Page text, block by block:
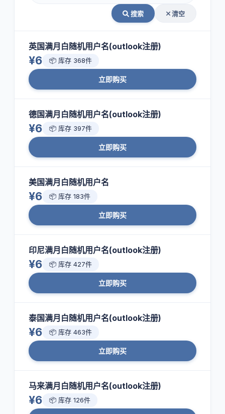
搜索 清空
英国满月白随机用户名(outlook注册)
¥6 📦 库存 368件
立即购买
德国满月白随机用户名(outlook注册)
¥6 📦 库存 397件
立即购买
美国满月白随机用户名
¥6 📦 库存 183件
立即购买
印尼满月白随机用户名(outlook注册)
¥6 📦 库存 427件
立即购买
泰国满月白随机用户名(outlook注册)
¥6 📦 库存 463件
立即购买
马来满月白随机用户名(outlook注册)
¥6 📦 库存 126件